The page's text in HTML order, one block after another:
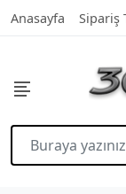
Anasayfa Sipariş